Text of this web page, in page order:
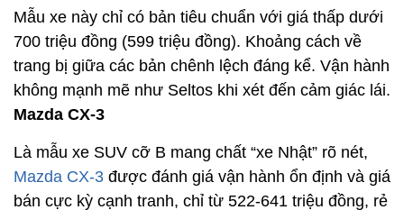
Mẫu xe này chỉ có bản tiêu chuẩn với giá thấp dưới
700 triệu đồng (599 triệu đồng). Khoảng cách về
trang bị giữa các bản chênh lệch đáng kể. Vận hành
không mạnh mẽ như Seltos khi xét đến cảm giác lái.
Mazda CX-3
Là mẫu xe SUV cỡ B mang chất “xe Nhật” rõ nét,
Mazda CX-3 được đánh giá vận hành ổn định và giá
bán cực kỳ cạnh tranh, chỉ từ 522-641 triệu đồng, rẻ